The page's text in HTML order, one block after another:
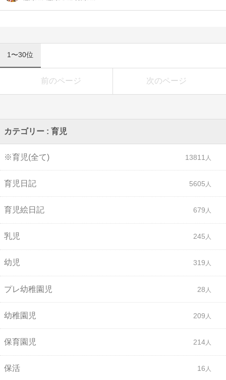
1〜30位
前のページ 次のページ
カテゴリー : 育児
※育児(全て) 13811
育児日記 5605
育児絵日記 679
乳児 245
幼児 319
プレ幼稚園児 28
幼稚園児 209
保育園児 214
保活 16